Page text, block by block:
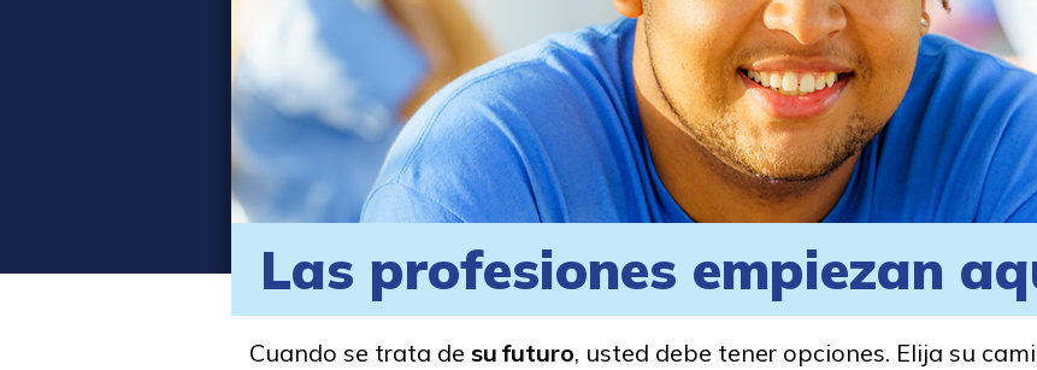
Las profesiones empiezan
Cuando se trata de su futuro, usted debe tener opciones. Elija su